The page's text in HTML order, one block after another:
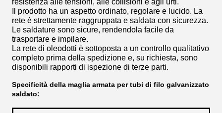
Il prodotto ha un aspetto ordinato, regolare e lucido. La
rete è strettamente raggruppata e saldata con sicurezza.
Le saldature sono sicure, rendendola facile da
trasportare e impilare.
La rete di oleodotti è sottoposta a un controllo qualitativo
completo prima della spedizione e, su richiesta, sono
disponibili rapporti di ispezione di terze parti.
Specificità della maglia armata per tubi di filo galvanizzato
saldato: